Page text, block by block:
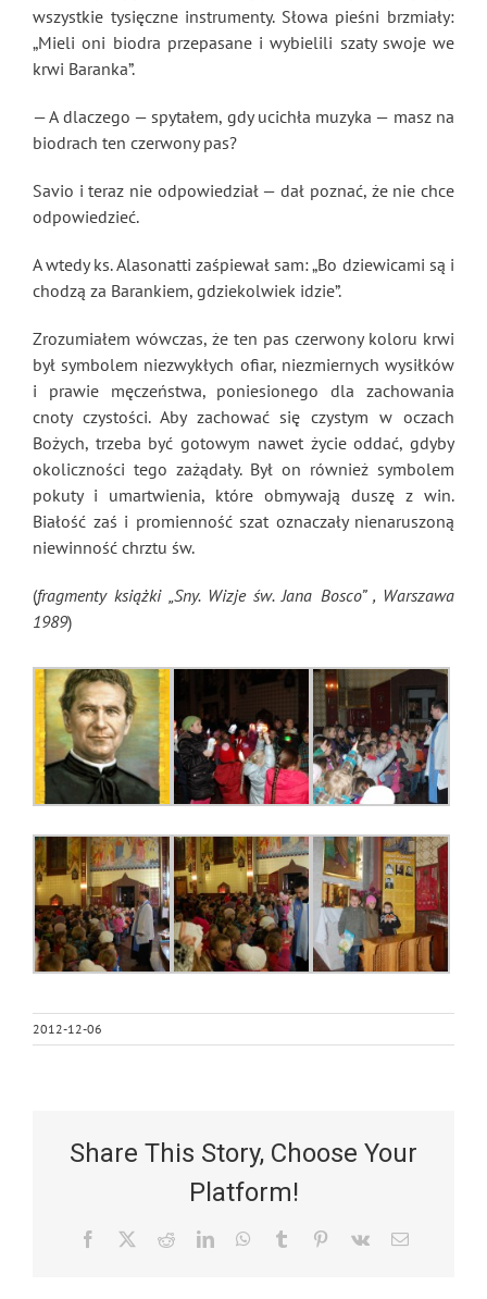
wszystkie tysięczne instrumenty. Słowa pieśni brzmiały:
„Mieli oni biodra przepasane i wybielili szaty swoje we
krwi Baranka”.
— A dlaczego — spytałem, gdy ucichła muzyka — masz na
biodrach ten czerwony pas?
Savio i teraz nie odpowiedział — dał poznać, że nie chce
odpowiedzieć.
A wtedy ks. Alasonatti zaśpiewał sam: „Bo dziewicami są i
chodzą za Barankiem, gdziekolwiek idzie”.
Zrozumiałem wówczas, że ten pas czerwony koloru krwi
był symbolem niezwykłych ofiar, niezmiernych wysiłków
i prawie męczeństwa, poniesionego dla zachowania
cnoty czystości. Aby zachować się czystym w oczach
Bożych, trzeba być gotowym nawet życie oddać, gdyby
okoliczności tego zażądały. Był on również symbolem
pokuty i umartwienia, które obmywają duszę z win.
Białość zaś i promienność szat oznaczały nienaruszoną
niewinność chrztu św.
(fragmenty książki „Sny. Wizje św. Jana Bosco” , Warszawa
1989)
2012-12-06
Share This Story, Choose Your
Platform!
Facebook RedditLinkedInWhatsApp
Tumblr Pinterest
Vk Email